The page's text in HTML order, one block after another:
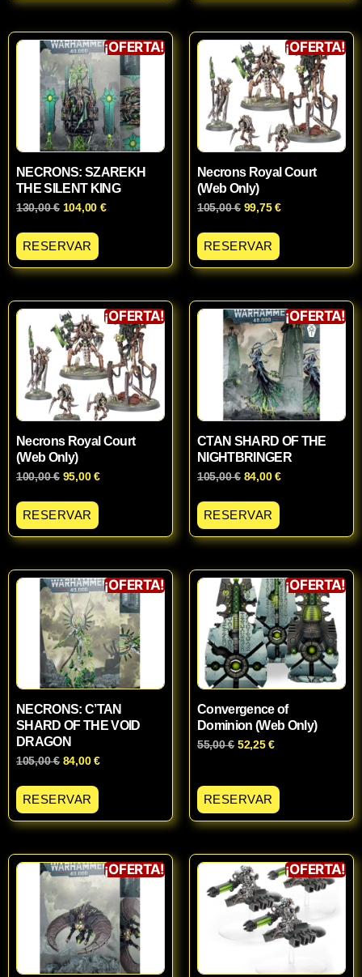
¡OFERTA!
NECRONS: SZAREKH
THE SILENT KING
130,00€ 104,00 €
RESERVAR
¡OFERTA!
Necrons Royal Court
(Web Only)
105,00€ 99,75€
RESERVAR
¡OFERTA!
Necrons Royal Court
(Web Only)
100,00€ 95,00€
RESERVAR
¡OFERTA!
CTAN SHARD OF THE
NIGHTBRINGER
105,00€ 84,00€
RESERVAR
¡OFERTA!
NECRONS: C’TAN
SHARD OF THE VOID
DRAGON
105,00€ 84,00€
RESERVAR
¡OFERTA!
Convergence of
Dominion (Web Only)
55,00€ 52,25€
RESERVAR
¡OFERTA! ¡OFERTA!